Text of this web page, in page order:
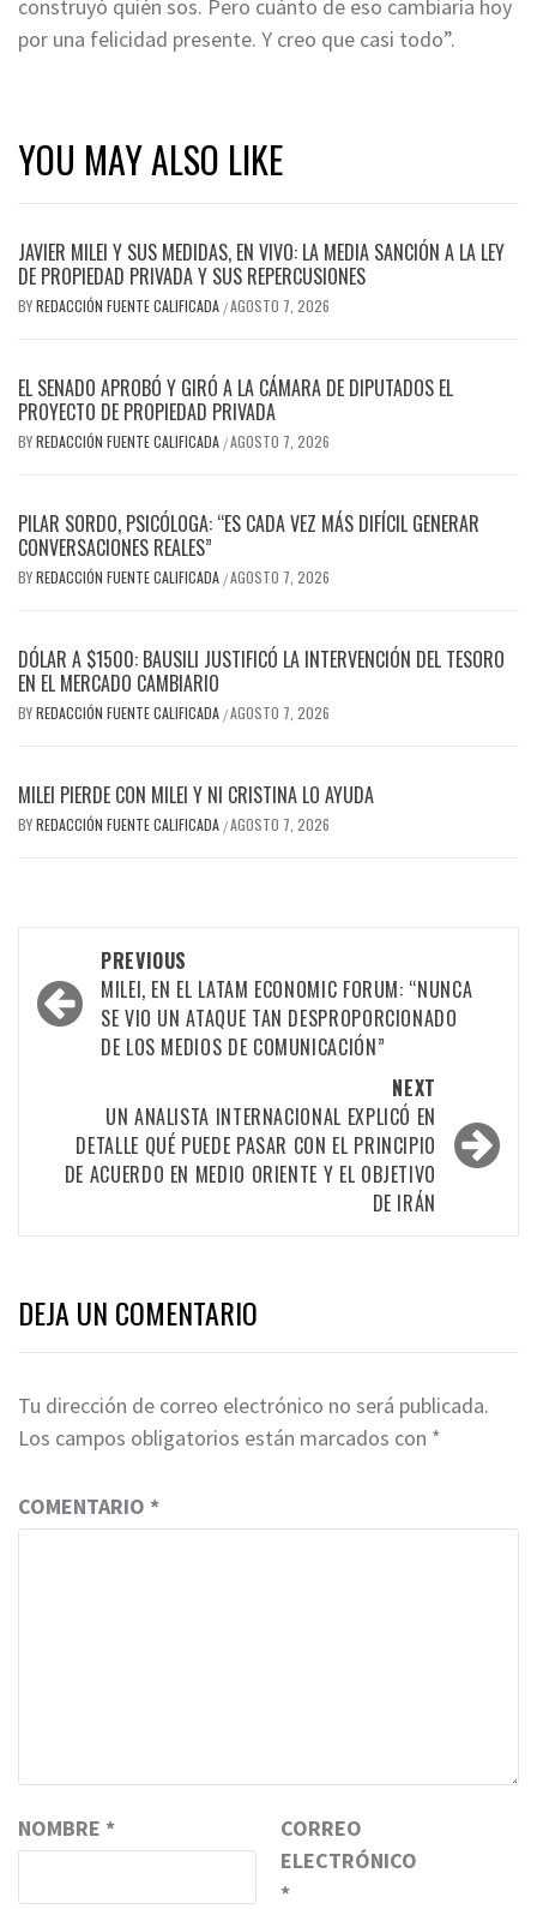
construyó quién sos. Pero cuánto de eso cambiaría hoy
por una felicidad presente. Y creo que casi todo”.
YOU MAY ALSO LIKE
JAVIER MILEI Y SUS MEDIDAS, EN VIVO: LA MEDIA SANCIÓN A LA LEY
DE PROPIEDAD PRIVADA Y SUS REPERCUSIONES
BYREDACCIÓN FUENTE CALIFICADA /AGOSTO 7, 2026
EL SENADO APROBÓ Y GIRÓ A LA CÁMARA DE DIPUTADOS EL
PROYECTO DE PROPIEDAD PRIVADA
BYREDACCIÓN FUENTE CALIFICADA /AGOSTO 7, 2026
PILAR SORDO, PSICÓLOGA: “ES CADA VEZ MÁS DIFÍCIL GENERAR
CONVERSACIONES REALES”
BYREDACCIÓN FUENTE CALIFICADA /AGOSTO 7, 2026
DÓLAR A $1500: BAUSILI JUSTIFICÓ LA INTERVENCIÓN DEL TESORO
EN EL MERCADO CAMBIARIO
BYREDACCIÓN FUENTE CALIFICADA /AGOSTO 7, 2026
MILEI PIERDE CON MILEI Y NI CRISTINA LO AYUDA
BYREDACCIÓN FUENTE CALIFICADA /AGOSTO 7, 2026
PREVIOUS
MILEI, EN EL LATAM ECONOMIC FORUM: “NUNCA
SE VIO UN ATAQUE TAN DESPROPORCIONADO
DE LOS MEDIOS DE COMUNICACIÓN”
NEXT
UN ANALISTA INTERNACIONAL EXPLICÓ EN
DETALLE QUÉ PUEDE PASAR CON EL PRINCIPIO
DE ACUERDO EN MEDIO ORIENTE Y EL OBJETIVO
DE IRÁN
DEJA UN COMENTARIO
Tu dirección de correo electrónico no será publicada.
Los campos obligatorios están marcados con *
COMENTARIO *
NOMBRE *
CORREO
ELECTRÓNICO
*